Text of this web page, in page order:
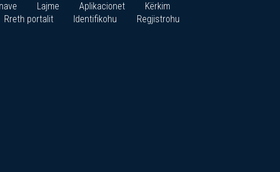
Lajme Aplikacionet
Kërkim
Rreth portalit Identifikohu Regjistrohu